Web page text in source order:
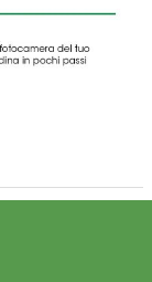
della stagione